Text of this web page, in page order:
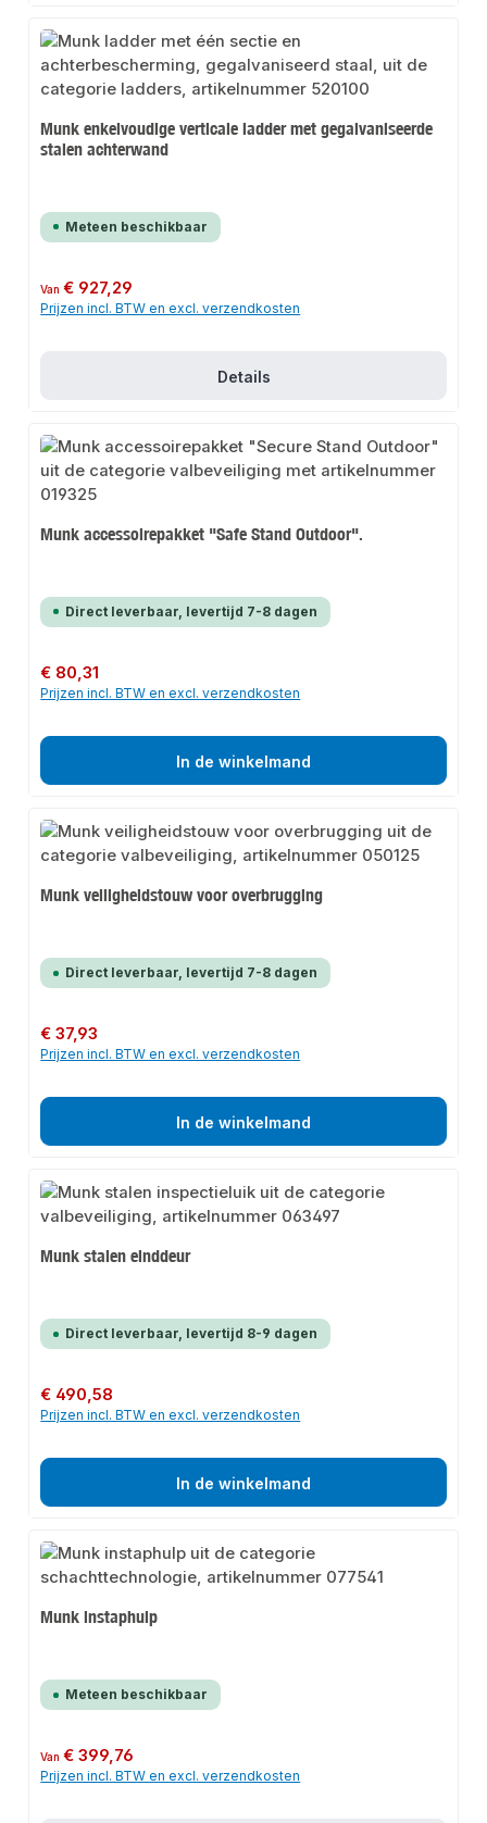
Munk enkelvoudige verticale ladder met gegalvaniseerde
stalen achterwand
Meteen beschikbaar
Normale prijs:
Van€ 927,29
Prijzen incl. BTW en excl. verzendkosten
Details
Munk accessoirepakket "Safe Stand Outdoor".
Direct leverbaar, levertijd 7-8 dagen
Normale prijs:
€ 80,31
Prijzen incl. BTW en excl. verzendkosten
In de winkelmand
Munk veiligheidstouw voor overbrugging
Direct leverbaar, levertijd 7-8 dagen
Normale prijs:
€ 37,93
Prijzen incl. BTW en excl. verzendkosten
In de winkelmand
Munk stalen einddeur
Direct leverbaar, levertijd 8-9 dagen
Normale prijs:
€ 490,58
Prijzen incl. BTW en excl. verzendkosten
In de winkelmand
Munk instaphulp
Meteen beschikbaar
Normale prijs:
Van€ 399,76
Prijzen incl. BTW en excl. verzendkosten